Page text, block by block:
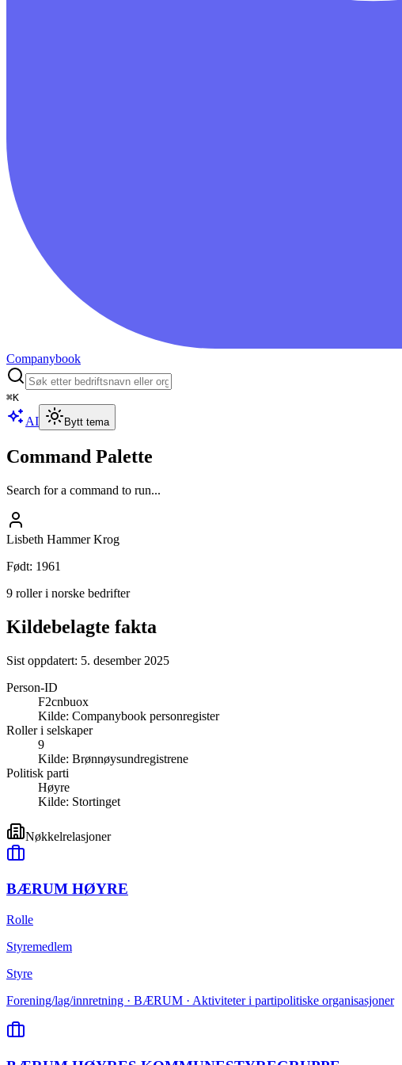
Companybook
⌘K
AI Bytt tema
Command Palette
Search for a command to run...
Lisbeth Hammer Krog
Født: 1961
9 roller i norske bedrifter
Kildebelagte fakta
Sist oppdatert: 5. desember 2025
Person-ID
F2cnbuox
Kilde: Companybook personregister
Roller i selskaper
9
Kilde: Brønnøysundregistrene
Politisk parti
Høyre
Kilde: Stortinget
Nøkkelrelasjoner
BÆRUM HØYRE
Rolle
Styremedlem
Styre
Forening/lag/innretning · BÆRUM · Aktiviteter i partipolitiske organisasjoner